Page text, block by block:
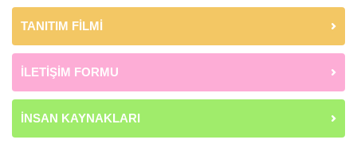
TANITIM FİLMİ
İLETİŞİM FORMU
İNSAN KAYNAKLARI